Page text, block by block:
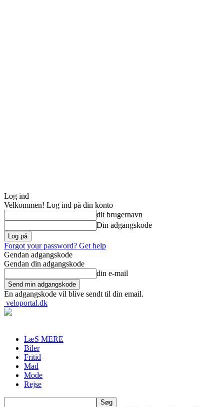
Log ind
Velkommen! Log ind på din konto
dit brugernavn
Din adgangskode
Forgot your password? Get help
Gendan adgangskode
Gendan din adgangskode
din e-mail
En adgangskode vil blive sendt til din email.
veloportal.dk
LæS MERE
Biler
Fritid
Mad
Mode
Rejse